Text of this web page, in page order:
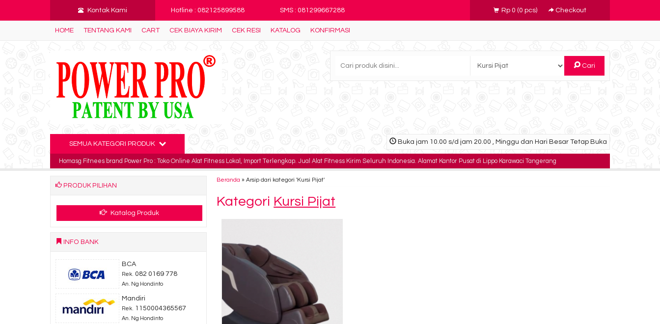
Kontak Kami Hotline : 082125899588 SMS : 081299667288 Rp 0 (0 pcs) Checkout
HOME TENTANG KAMI CART CEK BIAYA KIRIM CEK RESI KATALOG KONFIRMASI
Cari
Buka jam 10.00 s/d jam 20.00 , Minggu dan Hari Besar Tetap Buka
SEMUA KATEGORI PRODUK
Homasg Fitnees brand Power Pro : Toko Online Alat Fitness Lokal, Import Terlengkap. Jual Alat Fitness Kirim Seluruh Indonesia. Alamat Kantor Pusat di Lippo Karawaci Tangerang
Beranda »Arsip dari kategori 'Kursi Pijat'
Kategori Kursi Pijat
PRODUK PILIHAN
Katalog Produk
INFO BANK
BCA
Rek. 082 0169 778
An. Ng Hondinto
Mandiri
Rek. 1150004365567
An. Ng Hondinto